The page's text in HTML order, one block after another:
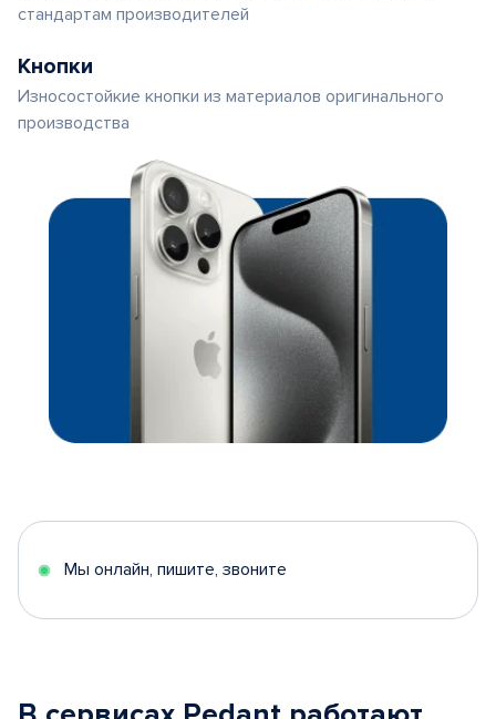
стандартам производителей
Кнопки
Износостойкие кнопки из материалов оригинального
производства
Мы онлайн, пишите, звоните